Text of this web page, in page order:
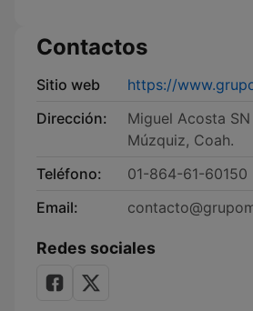
Contactos
Sitio web
https://
Dirección:
Miguel Acosta
Múzquiz, Coah.
Teléfono:
01-864-61-60150
Email:
Redes sociales